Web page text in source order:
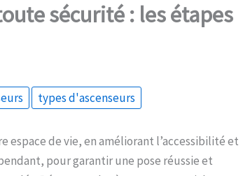
sécurité : les étapes
types d'ascenseurs
de vie, en améliorant l’accessibilité et
pour garantir une pose réussie et